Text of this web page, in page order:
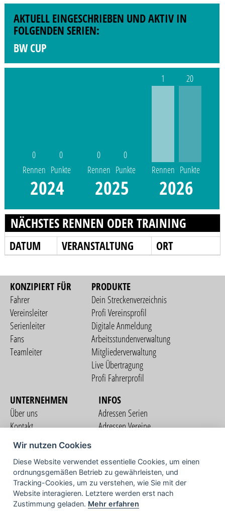
AKTUELL EINGESCHRIEBEN UND AKTIV IN
FOLGENDEN SERIEN:
BW CUP
0
Rennen
0
Punkte
2024
0
Rennen
0
Punkte
2025
1
Rennen
20
Punkte
2026
NÄCHSTES RENNEN ODER TRAINING
DATUM VERANSTALTUNG ORT
KONZIPIERT FÜR
Fahrer
Vereinsleiter
Serienleiter
Fans
Teamleiter
PRODUKTE
Dein Streckenverzeichnis
Profi Vereinsprofil
Digitale Anmeldung
Arbeitsstundenverwaltung
Mitgliederverwaltung
Live Übertragung
Profi Fahrerprofil
UNTERNEHMEN
Über uns
Kontakt
Nutzungsbedingungen
Datenschutzerklärung
Impressum
INFOS
Adressen Serien
Adressen Vereine
COMMUNITY
Wir nutzen Cookies
Diese Website verwendet essentielle Cookies, um einen
ordnungsgemäßen Betrieb zu gewährleisten, und
Tracking-Cookies, um zu verstehen, wie Sie mit der
Website interagieren. Letztere werden erst nach
Zustimmung geladen. Mehr erfahren